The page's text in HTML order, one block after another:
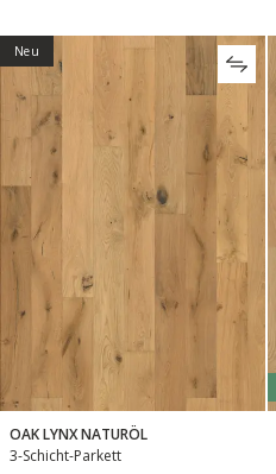
Neu
OAK LYNX NATURÖL
3-Schicht-Parkett